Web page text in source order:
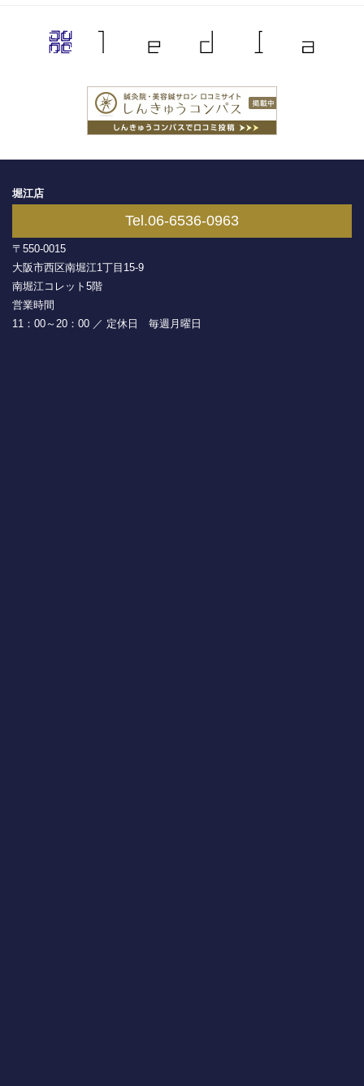
堀江店
Tel.06-6536-0963
〒550-0015
大阪市西区南堀江1丁目15-9
南堀江コレット5階
営業時間
11：00～20：00 ／ 定休日 毎週月曜日